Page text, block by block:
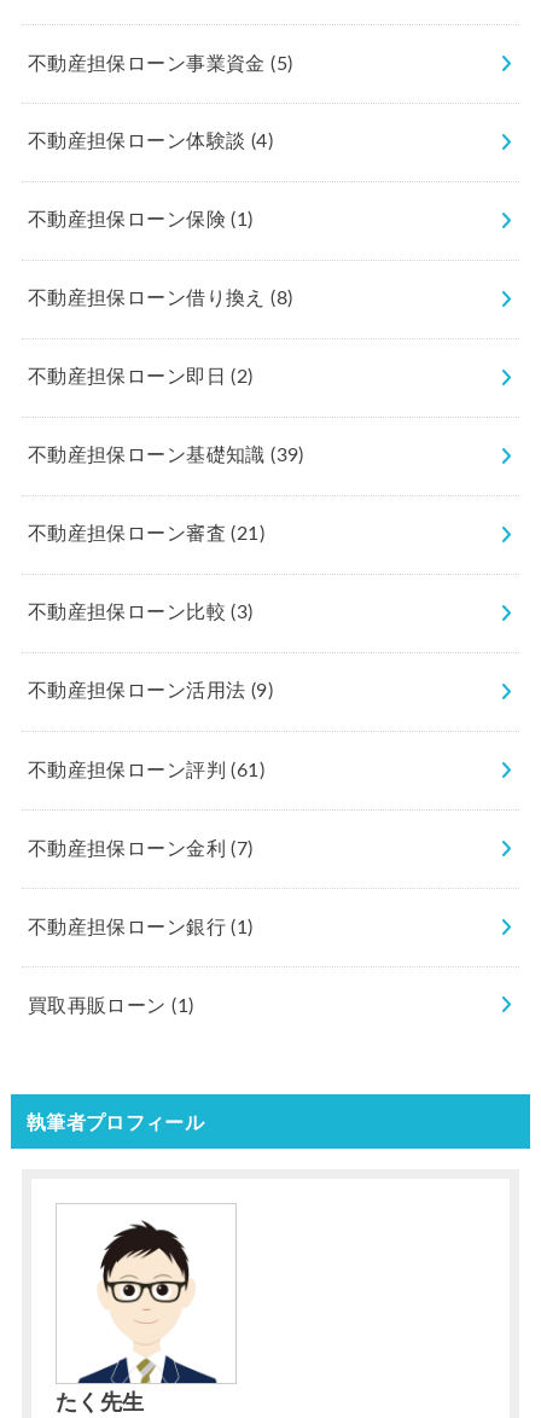
不動産担保ローン事業資金(5)
不動産担保ローン体験談 (4)
不動産担保ローン保険(1)
不動産担保ローン借り換え(8)
不動産担保ローン即日(2)
不動産担保ローン基礎知識(39)
不動産担保ローン審査(21)
不動産担保ローン比較(3)
不動産担保ローン活用法 (9)
不動産担保ローン評判(61)
不動産担保ローン金利(7)
不動産担保ローン銀行(1)
買取再販ローン(1)
執筆者プロフィール
たく先生